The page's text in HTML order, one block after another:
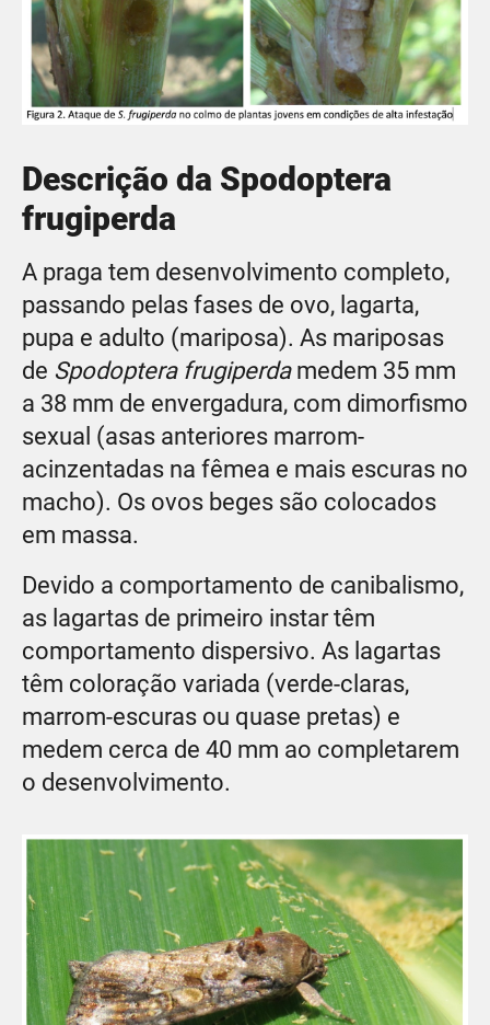
Descrição da Spodoptera
frugiperda
A praga tem desenvolvimento completo,
passando pelas fases de ovo, lagarta,
pupa e adulto (mariposa). As mariposas
de Spodoptera frugiperdamedem 35 mm
a 38 mm de envergadura, com dimorfismo
sexual (asas anteriores marrom-
acinzentadas na fêmea e mais escuras no
macho). Os ovos beges são colocados
em massa.
Devido a comportamento de canibalismo,
as lagartas de primeiro instar têm
comportamento dispersivo. As lagartas
têm coloração variada (verde-claras,
marrom-escuras ou quase pretas) e
medem cerca de 40 mm ao completarem
o desenvolvimento.